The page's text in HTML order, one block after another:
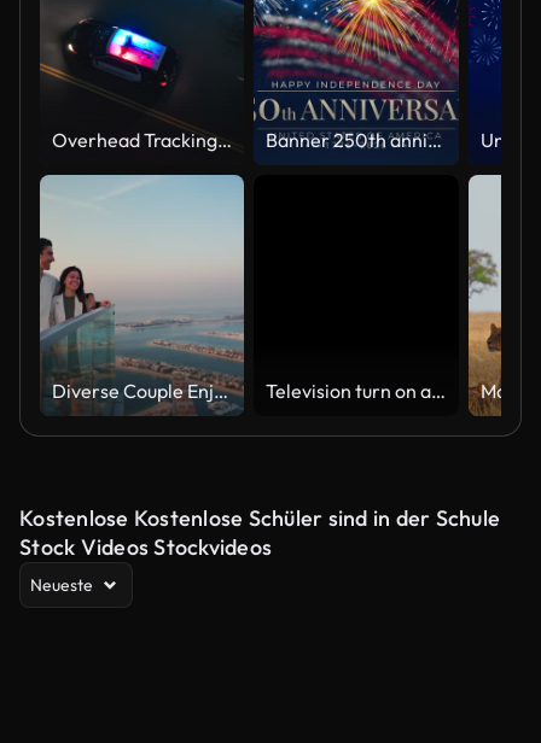
Overhead Tracking Drone Shot of a Police Car Driving on a City Street with Lights On at Night Banner 250th anniversary of the USA. 250 years of independence. 4th of july 2026 usa independence day, video greeting card. US flag fireworks on blue sky background. Fourth of july. 4k seamless loop
Diverse Couple Enjoying Sunset Views from High Rise Sky Deck Overlooking Palm Jumeirah Television turn on and off. Switch on tv effect, switch off tv effect. Turn on Lcd TV effect, turn off TV effect . Led Tv on and off on black background
Kostenlose Kostenlose Schüler sind in der Schule
Stock Videos Stockvideos
Neueste